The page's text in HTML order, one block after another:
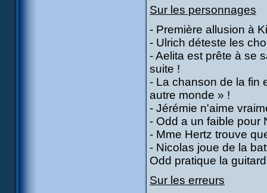
Sur les personnages
- Première allusion à
- Ulrich déteste les
- Aelita est prête à se
suite !
- La chanson de la fin
autre monde » !
- Jérémie n'aime
- Odd a un faible pour
- Mme Hertz trouve
- Nicolas joue de la
Odd pratique la
Sur les erreurs